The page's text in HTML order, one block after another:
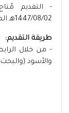
- التقديم
1447/08/02هـ الموافق 2026/01/21م.
طريقة التقديم:
- من خلال
والأسود